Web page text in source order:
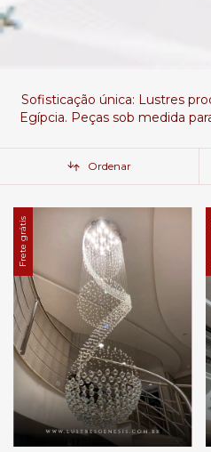
Sofisticação única: Lustres
Egípcia. Peças sob medida
Ordenar
Frete grátis